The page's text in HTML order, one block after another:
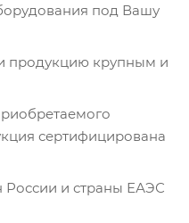
под Вашу
продукцию крупным и
сертифицирована
России и страны ЕАЭС